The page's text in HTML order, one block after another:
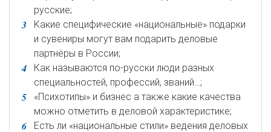
русские;
Kакие специфические «национальные» подарки
и сувениры могут вам подарить деловые
партнёры в России;
Как называются по-русски люди разных
специальностей, профессий, званий…;
«Психотипы» и бизнес а также какие качества
можно отметить в деловой характеристике;
Есть ли «национальные стили» ведения деловых